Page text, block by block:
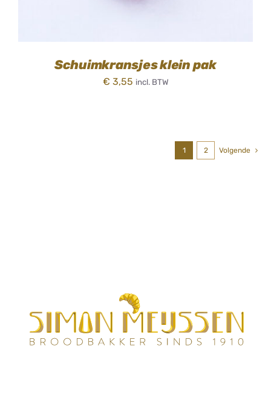
Schuimkransjes klein pak
€ 3,55 incl. BTW
1 2 Volgende